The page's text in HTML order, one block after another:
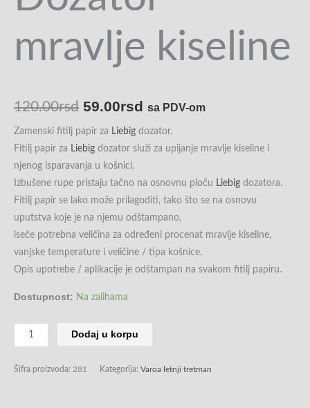
mravlje kiseline
120.00rsd 59.00rsd sa PDV-om
Zamenski fitilj papir za Liebig dozator.
Fitilj papir za Liebig dozator služi za upijanje mravlje kiseline i
njenog isparavanja u košnici.
Izbušene rupe pristaju tačno na osnovnu ploču Liebig dozatora.
Fitilj papir se lako može prilagoditi, tako što se na osnovu
uputstva koje je na njemu odštampano,
iseče potrebna veličina za određeni procenat mravlje kiseline,
vanjske temperature i veličine / tipa košnice.
Opis upotrebe / aplikacije je odštampan na svakom fitilj papiru.
Dostupnost: Na zalihama
Dodaj u korpu
Šifra proizvoda: 281 Kategorija: Varoa letnji tretman